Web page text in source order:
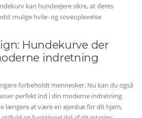
kan hundeejere sikre, at deres
mulige hvile- og soveoplevelse.
Hundekurve der
indretning
forbeholdt mennesker. Nu kan du også
perfekt ind i din moderne indretning.
længere at være en øjenbæ for dit hjem,